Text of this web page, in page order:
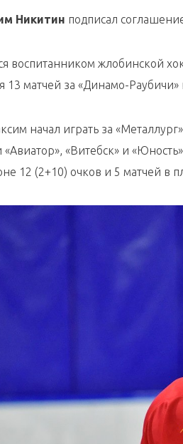
Никитин подписал
воспитанником жлобинской
13 матчей за «Динамо-Раубичи»
начал играть за
«Витебск» и
12 (2+10) очков и 5 матчей в